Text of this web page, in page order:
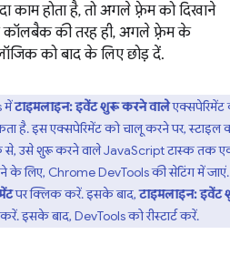
काम होता है, तो अगले फ़्रेम को दिखाने
कॉलबैक की तरह ही, अगले फ़्रेम के
को बाद के लिए छोड़ दें.
मेंटाइमलाइन: इवेंट शुरू करने वालेएक्सपेरिमेंट
है. इस एक्सपेरिमेंट को चालू करने पर, स्टाइल
से, उसे शुरू करने वाले JavaScript टास्क तक
के लिए, Chrome DevTools की सेटिंग में जाएं.
पर क्लिक करें. इसके बाद,टाइमलाइन: इवेंट
इसके बाद, DevTools को रीस्टार्ट करें.